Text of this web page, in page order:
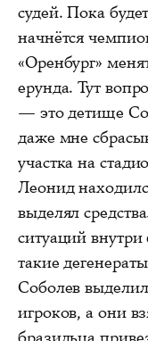
судей. Пока
начнётся
«Оренбург»
ерунда. Тут
— это детище
даже мне
участка на
Леонид
выделял
ситуаций внутри
такие
Соболев
игроков, а они